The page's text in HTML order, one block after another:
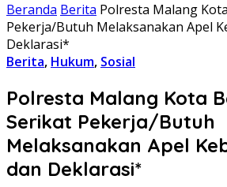
Beranda Berita Polresta Malang
Pekerja/Butuh Melaksanakan Apel
Deklarasi*
Berita, Hukum, Sosial
Polresta Malang Kota
Serikat Pekerja/Butuh
Melaksanakan Apel
dan Deklarasi*